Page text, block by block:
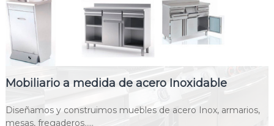
Mobiliario a medida de acero Inoxidable
Diseñamos y construimos muebles de acero Inox, armarios,
mesas, fregaderos.....